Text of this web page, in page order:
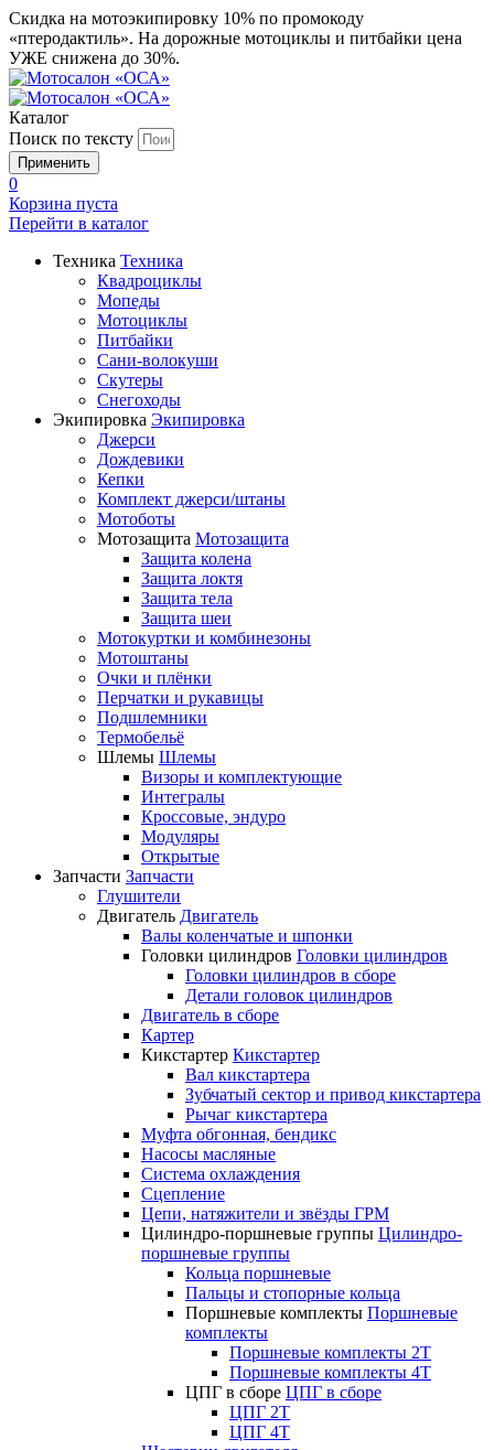
Скидка на мотоэкипировку 10% по промокоду
«птеродактиль». На дорожные мотоциклы и питбайки цена
УЖЕ снижена до 30%.
Каталог
Поиск по тексту
0
Корзина пуста
Перейти в каталог
Техника Техника
Квадроциклы
Мопеды
Мотоциклы
Питбайки
Сани-волокуши
Скутеры
Снегоходы
Экипировка Экипировка
Джерси
Дождевики
Кепки
Комплект джерси/штаны
Мотоботы
Мотозащита Мотозащита
Защита колена
Защита локтя
Защита тела
Защита шеи
Мотокуртки и комбинезоны
Мотоштаны
Очки и плёнки
Перчатки и рукавицы
Подшлемники
Термобельё
Шлемы Шлемы
Визоры и комплектующие
Интегралы
Кроссовые, эндуро
Модуляры
Открытые
Запчасти Запчасти
Глушители
Двигатель Двигатель
Валы коленчатые и шпонки
Головки цилиндров Головки цилиндров
Головки цилиндров в сборе
Детали головок цилиндров
Двигатель в сборе
Картер
Кикстартер Кикстартер
Вал кикстартера
Зубчатый сектор и привод кикстартера
Рычаг кикстартера
Муфта обгонная, бендикс
Насосы масляные
Система охлаждения
Сцепление
Цепи, натяжители и звёзды ГРМ
Цилиндро-поршневые группы Цилиндро-
поршневые группы
Кольца поршневые
Пальцы и стопорные кольца
Поршневые комплекты Поршневые
комплекты
Поршневые комплекты 2T
Поршневые комплекты 4T
ЦПГ в сборе ЦПГ в сборе
ЦПГ 2T
ЦПГ 4T